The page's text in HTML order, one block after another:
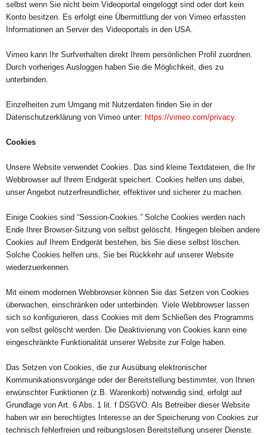
selbst wenn Sie nicht beim Videoportal eingeloggt sind oder dort kein
Konto besitzen. Es erfolgt eine Übermittlung der von Vimeo erfassten
Informationen an Server des Videoportals in den USA.
Vimeo kann Ihr Surfverhalten direkt Ihrem persönlichen Profil zuordnen.
Durch vorheriges Ausloggen haben Sie die Möglichkeit, dies zu
unterbinden.
Einzelheiten zum Umgang mit Nutzerdaten finden Sie in der
Datenschutzerklärung von Vimeo unter: https://vimeo.com/privacy.
Cookies
Unsere Website verwendet Cookies. Das sind kleine Textdateien, die Ihr
Webbrowser auf Ihrem Endgerät speichert. Cookies helfen uns dabei,
unser Angebot nutzerfreundlicher, effektiver und sicherer zu machen.
Einige Cookies sind “Session-Cookies.” Solche Cookies werden nach
Ende Ihrer Browser-Sitzung von selbst gelöscht. Hingegen bleiben andere
Cookies auf Ihrem Endgerät bestehen, bis Sie diese selbst löschen.
Solche Cookies helfen uns, Sie bei Rückkehr auf unserer Website
wiederzuerkennen.
Mit einem modernen Webbrowser können Sie das Setzen von Cookies
überwachen, einschränken oder unterbinden. Viele Webbrowser lassen
sich so konfigurieren, dass Cookies mit dem Schließen des Programms
von selbst gelöscht werden. Die Deaktivierung von Cookies kann eine
eingeschränkte Funktionalität unserer Website zur Folge haben.
Das Setzen von Cookies, die zur Ausübung elektronischer
Kommunikationsvorgänge oder der Bereitstellung bestimmter, von Ihnen
erwünschter Funktionen (z.B. Warenkorb) notwendig sind, erfolgt auf
Grundlage von Art. 6 Abs. 1 lit. f DSGVO. Als Betreiber dieser Website
haben wir ein berechtigtes Interesse an der Speicherung von Cookies zur
technisch fehlerfreien und reibungslosen Bereitstellung unserer Dienste.